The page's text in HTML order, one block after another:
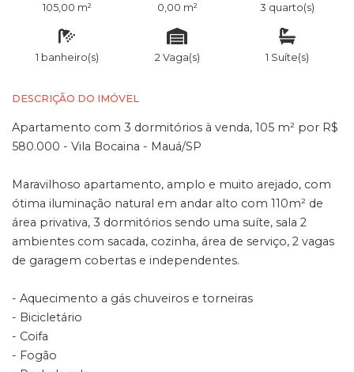
105,00 m² 0,00 m² 3 quarto(s)
1 banheiro(s) 2 Vaga(s) 1 Suíte(s)
DESCRIÇÃO DO IMÓVEL
Apartamento com 3 dormitórios à venda, 105 m² por R$
580.000 - Vila Bocaina - Mauá/SP
Maravilhoso apartamento, amplo e muito arejado, com
ótima iluminação natural em andar alto com 110m² de
área privativa, 3 dormitórios sendo uma suíte, sala 2
ambientes com sacada, cozinha, área de serviço, 2 vagas
de garagem cobertas e independentes.
- Aquecimento a gás chuveiros e torneiras
- Bicicletário
- Coifa
- Fogão